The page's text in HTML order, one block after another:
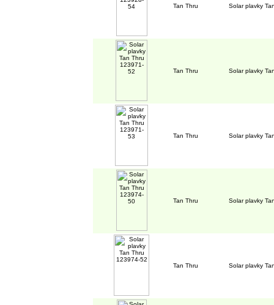
Tan Thru Solar plavky
Tan Thru Solar plavky
Tan Thru Solar plavky
Tan Thru Solar plavky
Tan Thru Solar plavky